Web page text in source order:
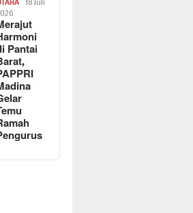
18 Juli
Pantai